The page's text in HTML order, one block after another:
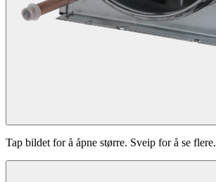
Tap bildet for å åpne større. Sveip for å se flere.